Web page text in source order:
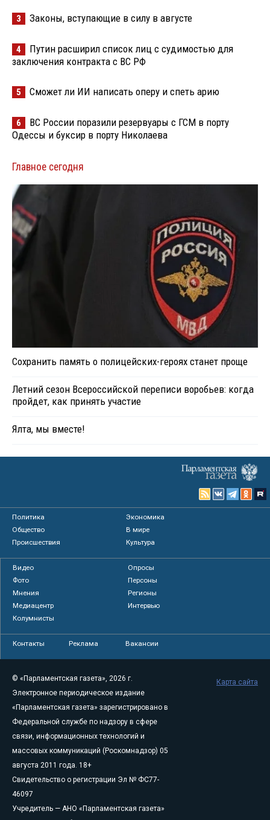
3 Законы, вступающие в силу в августе
4
Путин расширил список лиц с судимостью для
заключения контракта с ВС РФ
5 Сможет ли ИИ написать оперу и спеть арию
6
ВС России поразили резервуары с ГСМ в порту
Одессы и буксир в порту Николаева
Главное сегодня
Сохранить память о полицейских-героях станет проще
Летний сезон Всероссийской переписи воробьев: когда
пройдет, как принять участие
Ялта, мы вместе!
Политика
Экономика
Общество
В мире
Происшествия
Культура
Видео
Опросы
Фото
Персоны
Мнения
Регионы
Медиацентр
Интервью
Колумнисты
Контакты Реклама Вакансии
© «Парламентская газета», 2026 г.
Электронное периодическое издание
«Парламентская газета» зарегистрировано в
Федеральной службе по надзору в сфере
связи, информационных технологий и
массовых коммуникаций (Роскомнадзор) 05
августа 2011 года. 18+
Свидетельство о регистрации Эл № ФС77-
46097
Учредитель — АНО «Парламентская газета»
Карта сайта